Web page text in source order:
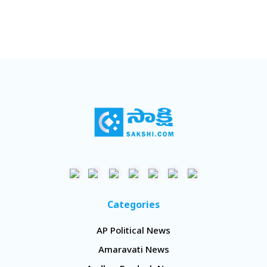
Categories
AP Political News
Amaravati News